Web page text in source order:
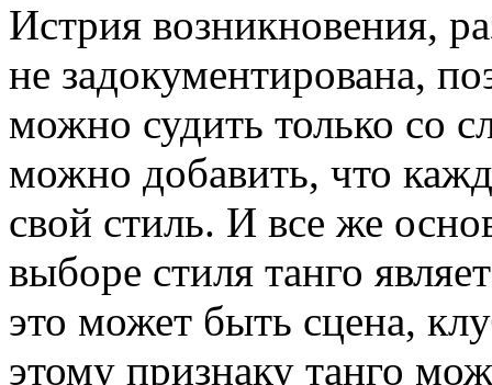
Истрия возникновения,
не задокументирована,
можно судить только со
можно добавить, что
свой стиль. И все же
выборе стиля танго
это может быть сцена,
этому признаку танго